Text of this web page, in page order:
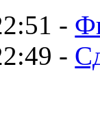
-
-